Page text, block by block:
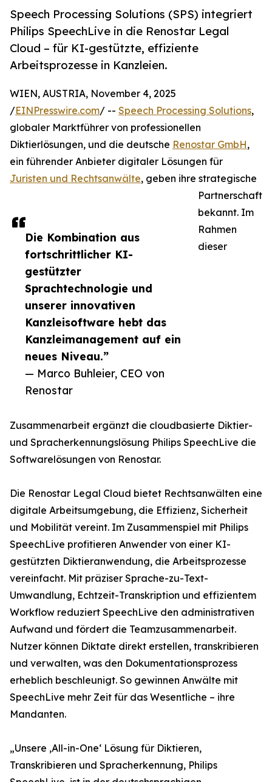
Speech Processing Solutions (SPS) integriert
Philips SpeechLive in die Renostar Legal
Cloud – für KI-gestützte, effiziente
Arbeitsprozesse in Kanzleien.
Die Kombination aus
fortschrittlicher KI-
gestützter
Sprachtechnologie und
unserer innovativen
Kanzleisoftware hebt das
Kanzleimanagement auf ein
neues Niveau.”
— Marco Buhleier, CEO von
Renostar
WIEN, AUSTRIA, November 4, 2025
/EINPresswire.com/ -- Speech Processing Solutions,
globaler Marktführer von professionellen
Diktierlösungen, und die deutsche Renostar GmbH,
ein führender Anbieter digitaler Lösungen für
Juristen und Rechtsanwälte, geben ihre strategische
Partnerschaft
bekannt. Im
Rahmen
dieser
Zusammenarbeit ergänzt die cloudbasierte Diktier-
und Spracherkennungslösung Philips SpeechLive die
Softwarelösungen von Renostar.
Die Renostar Legal Cloud bietet Rechtsanwälten eine
digitale Arbeitsumgebung, die Effizienz, Sicherheit
und Mobilität vereint. Im Zusammenspiel mit Philips
SpeechLive profitieren Anwender von einer KI-
gestützten Diktieranwendung, die Arbeitsprozesse
vereinfacht. Mit präziser Sprache-zu-Text-
Umwandlung, Echtzeit-Transkription und effizientem
Workflow reduziert SpeechLive den administrativen
Aufwand und fördert die Teamzusammenarbeit.
Nutzer können Diktate direkt erstellen, transkribieren
und verwalten, was den Dokumentationsprozess
erheblich beschleunigt. So gewinnen Anwälte mit
SpeechLive mehr Zeit für das Wesentliche – ihre
Mandanten.
„Unsere ‚All-in-One‘ Lösung für Diktieren,
Transkribieren und Spracherkennung, Philips